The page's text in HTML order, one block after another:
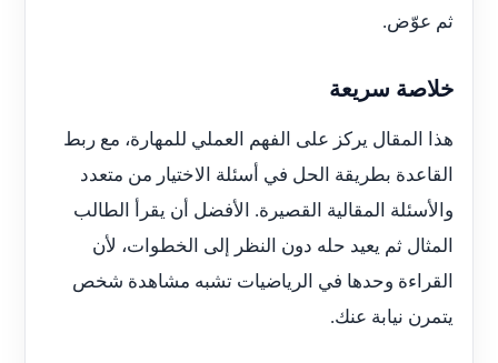
ثم عوّض.
خلاصة سريعة
هذا المقال يركز على الفهم العملي للمهارة، مع ربط
القاعدة بطريقة الحل في أسئلة الاختيار من متعدد
والأسئلة المقالية القصيرة. الأفضل أن يقرأ الطالب
المثال ثم يعيد حله دون النظر إلى الخطوات، لأن
القراءة وحدها في الرياضيات تشبه مشاهدة شخص
يتمرن نيابة عنك.